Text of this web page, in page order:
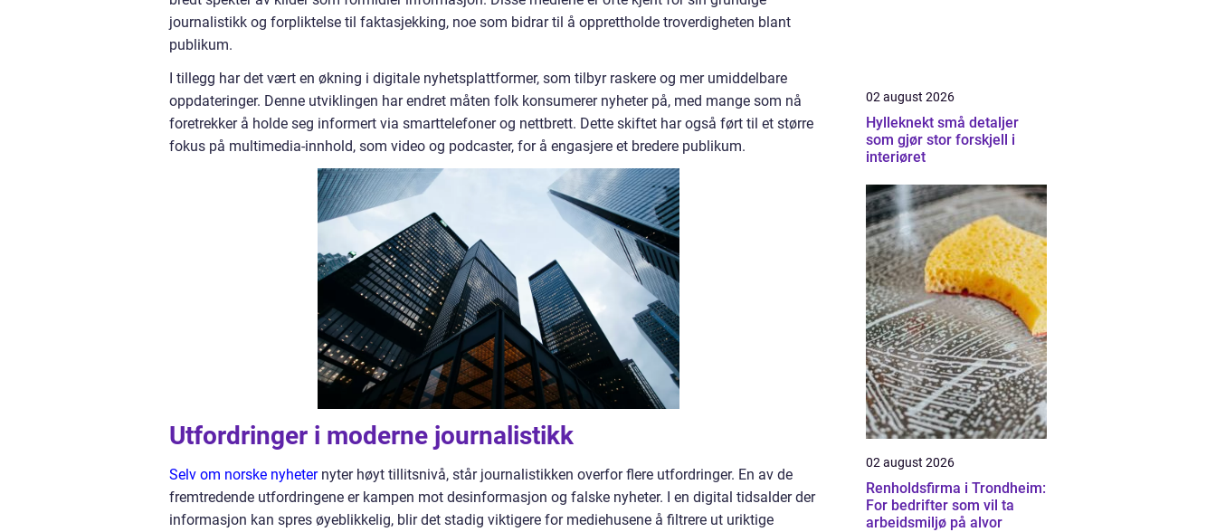
journalistikk og forpliktelse til faktasjekking, noe som bidrar til å opprettholde troverdigheten blant
publikum.
I tillegg har det vært en økning i digitale nyhetsplattformer, som tilbyr raskere og mer umiddelbare
oppdateringer. Denne utviklingen har endret måten folk konsumerer nyheter på, med mange som nå
foretrekker å holde seg informert via smarttelefoner og nettbrett. Dette skiftet har også ført til et større
fokus på multimedia-innhold, som video og podcaster, for å engasjere et bredere publikum.
Utfordringer i moderne journalistikk
Selv om norske nyheternyter høyt tillitsnivå, står journalistikken overfor flere utfordringer. En av de
fremtredende utfordringene er kampen mot desinformasjon og falske nyheter. I en digital tidsalder der
informasjon kan spres øyeblikkelig, blir det stadig viktigere for mediehusene å filtrere ut uriktige
02 august 2026
Hylleknekt små detaljer
som gjør stor forskjell i
interiøret
02 august 2026
Renholdsfirma i Trondheim:
For bedrifter som vil ta
arbeidsmiljø på alvor